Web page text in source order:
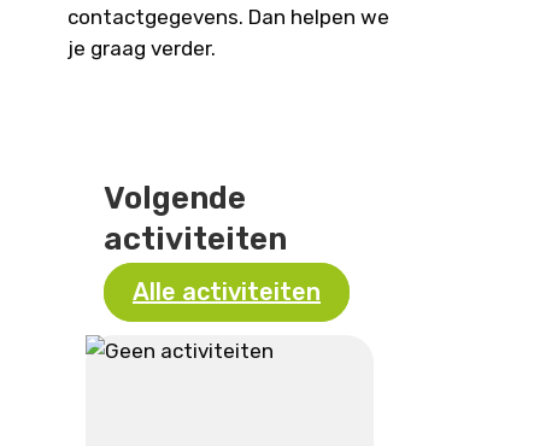
contactgegevens. Dan helpen we
je graag verder.
Volgende
activiteiten
Alle activiteiten